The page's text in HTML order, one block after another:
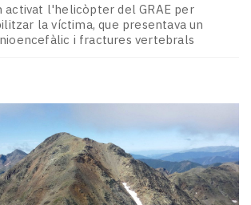
activat l'helicòpter del GRAE per
la víctima, que presentava un
i fractures vertebrals